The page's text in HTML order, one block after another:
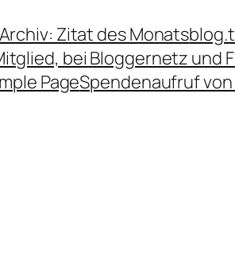
Archiv: Zitat des Monats
bei Bloggernetz und
PageSpendenaufruf von